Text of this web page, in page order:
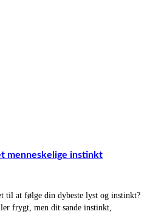
menneskelige instinkt
til at følge din dybeste lyst og instinkt?
frygt, men dit sande instinkt,